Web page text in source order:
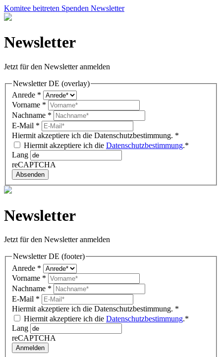
Komitee beitreten Spenden Newsletter
Newsletter
Jetzt für den Newsletter anmelden
Newsletter DE (overlay)
Anrede *
Vorname *
Nachname *
E-Mail *
Hiermit akzeptiere ich die Datenschutzbestimmung. *
Hiermit akzeptiere ich die Datenschutzbestimmung.*
Lang
reCAPTCHA
Absenden
Newsletter
Jetzt für den Newsletter anmelden
Newsletter DE (footer)
Anrede *
Vorname *
Nachname *
E-Mail *
Hiermit akzeptiere ich die Datenschutzbestimmung. *
Hiermit akzeptiere ich die Datenschutzbestimmung.*
Lang
reCAPTCHA
Anmelden